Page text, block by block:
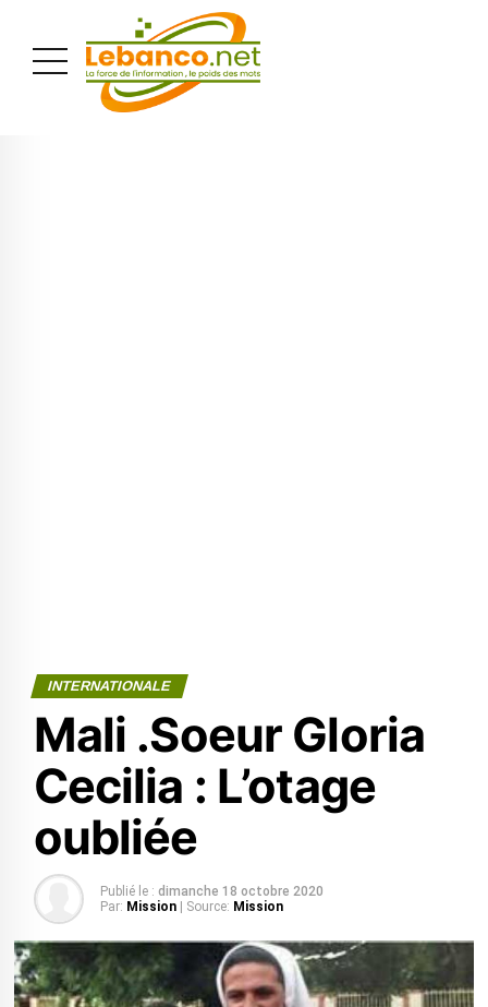
INTERNATIONALE
Mali .Soeur Gloria
Cecilia : L’otage
oubliée
Publié le : dimanche 18 octobre 2020
Par: Mission | Source: Mission